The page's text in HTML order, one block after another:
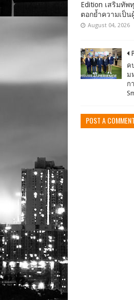
Edition เสริมทัพ
ตอกย้ำความเป็
August 04, 2026
ค
ม
ก
POST A COMMENT